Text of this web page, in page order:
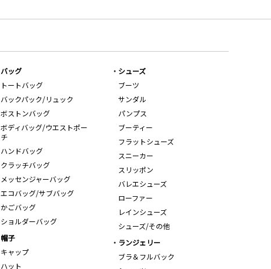
バッグ
トートバッグ
バックパック/リュック
ボストンバッグ
ボディバッグ/ウエストポー
チ
ハンドバッグ
クラッチバッグ
メッセンジャーバッグ
エコバッグ/サブバッグ
かごバッグ
ショルダーバッグ
シューズ
ブーツ
サンダル
パンプス
ブーティー
フラットシューズ
スニーカー
スリッポン
バレエシューズ
ローファー
レインシューズ
シューズ/その他
帽子
キャップ
ハット
ランジェリー
ブラ＆フルバック